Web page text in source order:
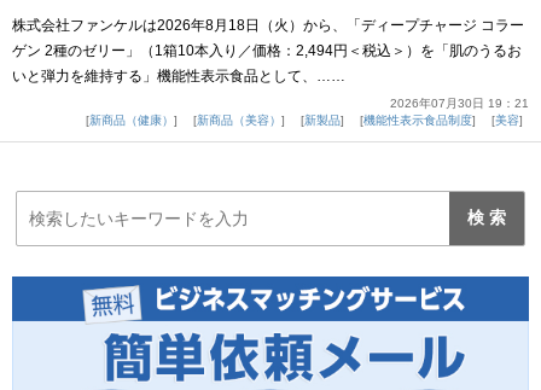
株式会社ファンケルは2026年8月18日（火）から、「ディープチャージ コラー
ゲン 2種のゼリー」（1箱10本入り／価格：2,494円＜税込＞）を「肌のうるお
いと弾力を維持する」機能性表示食品として、……
2026年07月30日 19：21
新商品（健康）
新商品（美容） 新製品 機能性表示食品制度 美容